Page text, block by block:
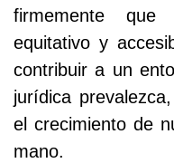
firmemente
equitativo y
contribuir a un
jurídica
el crecimiento de
mano.